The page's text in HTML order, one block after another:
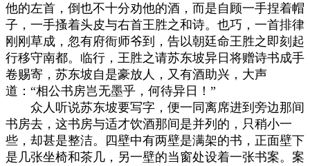
他的左首，倒也不十分劝他的酒，而是自顾一手捏着帽
子，一手搔着头皮与右首王胜之和诗。也巧，一首排律
刚刚草成，忽有府衙师爷到，告以朝廷命王胜之即刻起
行移守南都。临行，王胜之请苏东坡异日将赠诗书成手
卷赐寄，苏东坡自是豪放人，又有酒助兴，大声
道：“相公书房岂无墨乎，何待异日！”
众人听说苏东坡要写字，便一同离席进到旁边那间
书房去，这书房与适才饮酒那间是并列的，只稍小一
些，却甚是整洁。四壁中有两壁是满架的书，正面壁下
是几张坐椅和茶几，另一壁的当窗处设着一张书案。案